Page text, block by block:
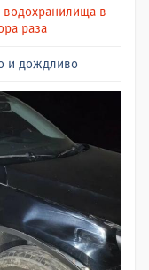
в
раза
и дождливо